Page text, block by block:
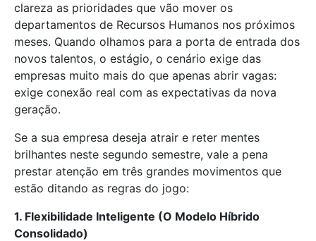
clareza as prioridades que vão mover os
departamentos de Recursos Humanos nos próximos
meses. Quando olhamos para a porta de entrada dos
novos talentos, o estágio, o cenário exige das
empresas muito mais do que apenas abrir vagas:
exige conexão real com as expectativas da nova
geração.
Se a sua empresa deseja atrair e reter mentes
brilhantes neste segundo semestre, vale a pena
prestar atenção em três grandes movimentos que
estão ditando as regras do jogo:
1. Flexibilidade Inteligente (O Modelo Híbrido
Consolidado)